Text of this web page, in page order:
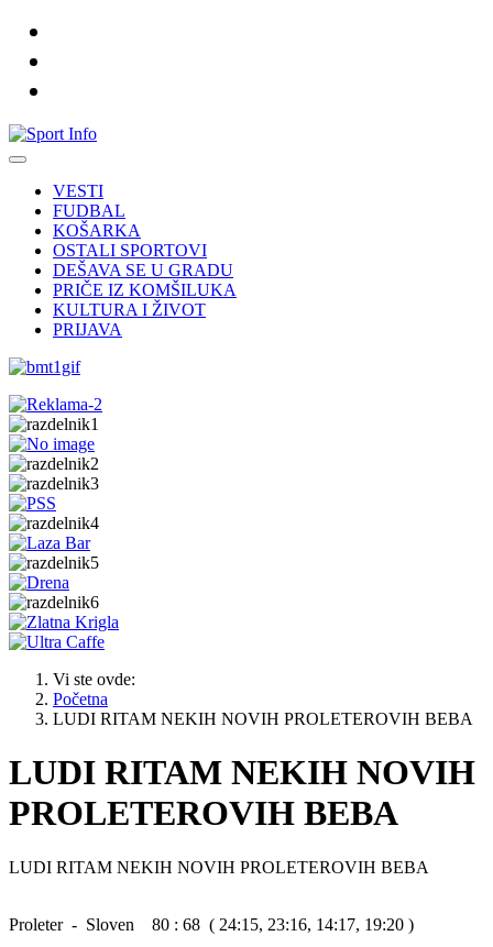
VESTI
FUDBAL
KOŠARKA
OSTALI SPORTOVI
DEŠAVA SE U GRADU
PRIČE IZ KOMŠILUKA
KULTURA I ŽIVOT
PRIJAVA
Vi ste ovde:
Početna
LUDI RITAM NEKIH NOVIH PROLETEROVIH BEBA
LUDI RITAM NEKIH NOVIH
PROLETEROVIH BEBA
LUDI RITAM NEKIH NOVIH PROLETEROVIH BEBA
Proleter - Sloven 80 : 68 ( 24:15, 23:16, 14:17, 19:20 )